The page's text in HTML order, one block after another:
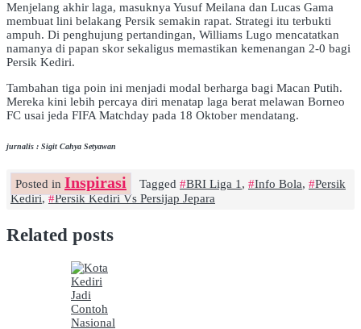
Menjelang akhir laga, masuknya Yusuf Meilana dan Lucas Gama
membuat lini belakang Persik semakin rapat. Strategi itu terbukti
ampuh. Di penghujung pertandingan, Williams Lugo mencatatkan
namanya di papan skor sekaligus memastikan kemenangan 2-0 bagi
Persik Kediri.
Tambahan tiga poin ini menjadi modal berharga bagi Macan Putih.
Mereka kini lebih percaya diri menatap laga berat melawan Borneo
FC usai jeda FIFA Matchday pada 18 Oktober mendatang.
jurnalis : Sigit Cahya Setyawan
Posted in Inspirasi Tagged BRI Liga 1 , Info Bola,
Persik
Kediri, Persik Kediri Vs Persijap Jepara
Related posts